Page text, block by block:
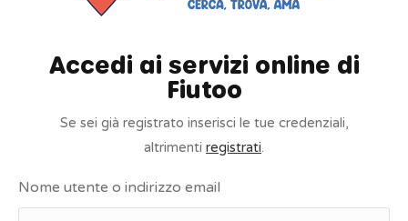
Accedi ai servizi online di
Fiutoo
Se sei già registrato inserisci le tue credenziali,
altrimenti registrati.
Nome utente o indirizzo email